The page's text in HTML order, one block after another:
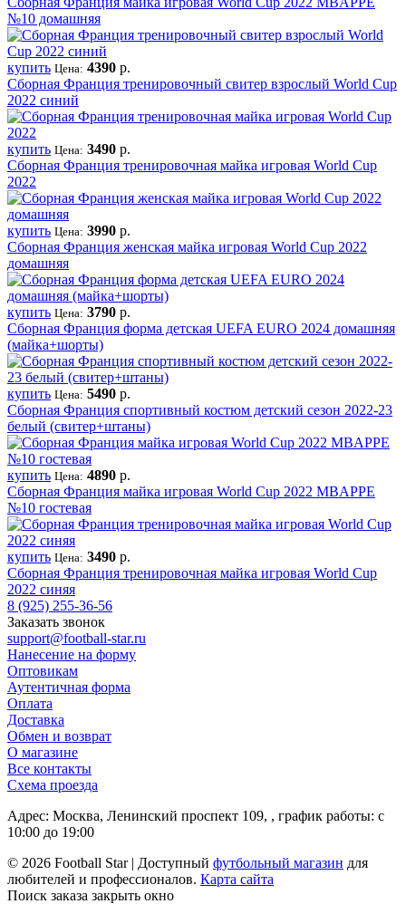
№10 домашняя
купить Цена: 4390 р.
Сборная Франция тренировочный свитер взрослый World Cup
2022 синий
купить Цена: 3490 р.
Сборная Франция тренировочная майка игровая World Cup
2022
купить Цена: 3990 р.
Сборная Франция женская майка игровая World Cup 2022
домашняя
купить Цена: 3790 р.
Сборная Франция форма детская UEFA EURO 2024 домашняя
(майка+шорты)
купить Цена: 5490 р.
Сборная Франция спортивный костюм детский сезон 2022-23
белый (свитер+штаны)
купить Цена: 4890 р.
Сборная Франция майка игровая World Cup 2022 MBAPPE
№10 гостевая
купить Цена: 3490 р.
Сборная Франция тренировочная майка игровая World Cup
2022 синяя
8 (925) 255-36-56
Заказать звонок
support@football-star.ru
Нанесение на форму
Оптовикам
Аутентичная форма
Оплата
Доставка
Обмен и возврат
О магазине
Все контакты
Схема проезда
Адрес: Москва, Ленинский проспект 109, , график работы: с
10:00 до 19:00
© 2026 Football Star | Доступный футбольный магазин для
любителей и профессионалов. Карта сайта
Поиск заказа закрыть окно